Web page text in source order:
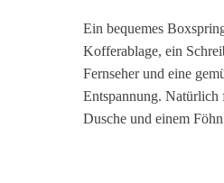
Ein bequemes
Kofferablage, ein
Fernseher und eine
Entspannung. Natürlich
Dusche und einem